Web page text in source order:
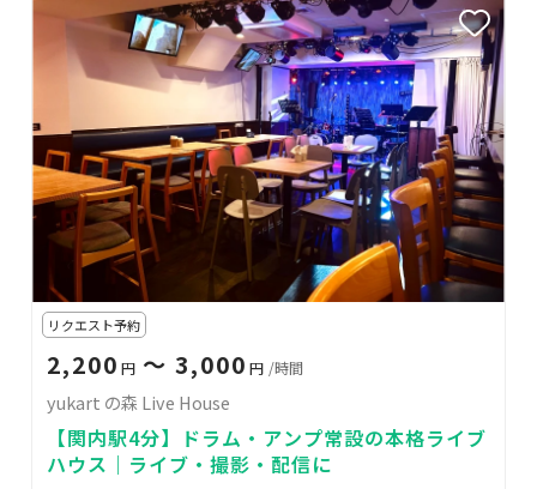
リクエスト予約
2,200 円 〜 3,000 円 /時間
yukart の森 Live House
【関内駅4分】ドラム・アンプ常設の本格ライブ
ハウス｜ライブ・撮影・配信に